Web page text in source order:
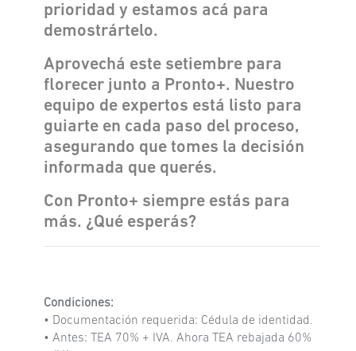
prioridad y estamos acá para
demostrártelo.
Aprovechá este setiembre para
florecer junto a Pronto+. Nuestro
equipo de expertos está listo para
guiarte en cada paso del proceso,
asegurando que tomes la decisión
informada que querés.
Con Pronto+ siempre estás para
más. ¿Qué esperás?
Condiciones:
• Documentación requerida: Cédula de identidad.
• Antes: TEA 70% + IVA. Ahora TEA rebajada 60%